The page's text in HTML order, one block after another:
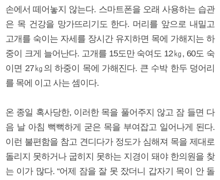
손에서 떼어놓지 않는다. 스마트폰을 오래 사용하는 습관
은 목 건강을 망가뜨리기도 한다. 머리를 앞으로 내밀고
고개를 숙이는 자세를 장시간 유지하면 목에 가해지는 하
중이 크게 늘어난다. 고개를 15도만 숙여도 12㎏, 60도 숙
이면 27㎏의 하중이 목에 가해진다. 큰 수박 한두 덩어리
를 목에 이고 사는 셈이다.
온 종일 혹사당한, 이러한 목을 풀어주지 않고 잠 들면 다
음 날 아침 뻑뻑하게 굳은 목을 부여잡고 일어나게 된다.
이런 불편함을 참고 견디다가 정도가 심해져 목을 제대로
돌리지 못하거나 굽히지 못하는 지경이 돼야 한의원을 찾
는 이가 많다. “어제 잠을 잘 못 잤더니 갑자기 목이 안 돌